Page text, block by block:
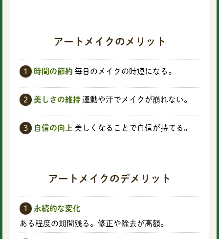
アートメイクのメリット
1 時間の節約 毎日のメイクの時短になる。
2 美しさの維持 運動や汗でメイクが崩れない。
3 自信の向上 美しくなることで自信が持てる。
アートメイクのデメリット
1
永続的な変化
ある程度の期間残る。修正や除去が高額。